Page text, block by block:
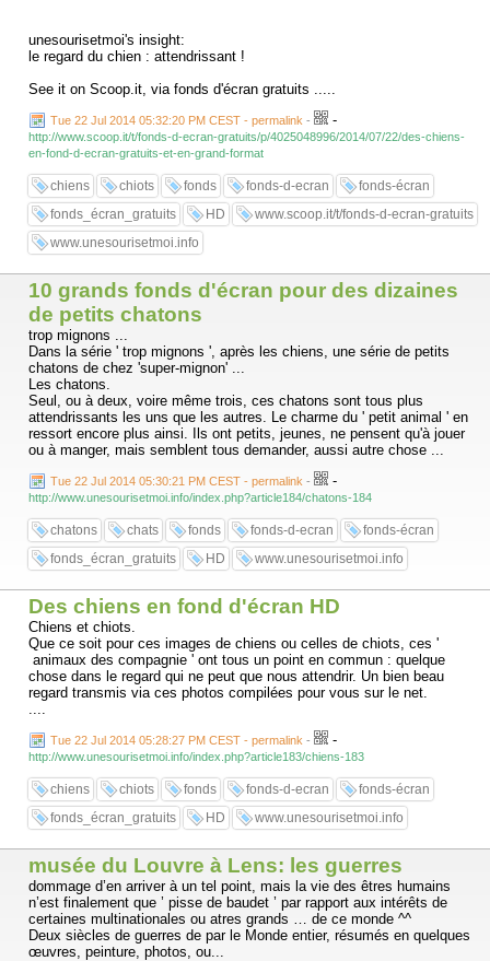
unesourisetmoi's insight:
le regard du chien : attendrissant !
See it on Scoop.it, via fonds d'écran gratuits .....
Tue 22 Jul 2014 05:32:20 PM CEST - permalink - -
http://www.scoop.it/t/fonds-d-ecran-gratuits/p/4025048996/2014/07/22/des-chiens-
en-fond-d-ecran-gratuits-et-en-grand-format
chiens chiots fonds fonds-d-ecran
fonds-écran
fonds_écran_gratuits
HD
www.scoop.it/t/fonds-d-ecran-gratuits
www.unesourisetmoi.info
10 grands fonds d'écran pour des dizaines
de petits chatons
trop mignons ...
Dans la série ' trop mignons ', après les chiens, une série de petits
chatons de chez 'super-mignon' ...
Les chatons.
Seul, ou à deux, voire même trois, ces chatons sont tous plus
attendrissants les uns que les autres. Le charme du ' petit animal ' en
ressort encore plus ainsi. Ils ont petits, jeunes, ne pensent qu'à jouer
ou à manger, mais semblent tous demander, aussi autre chose ...
Tue 22 Jul 2014 05:30:21 PM CEST - permalink - -
http://www.unesourisetmoi.info/index.php?article184/chatons-184
chatons chats fonds fonds-d-ecran
fonds-écran
fonds_écran_gratuits
HD www.unesourisetmoi.info
Des chiens en fond d'écran HD
Chiens et chiots.
Que ce soit pour ces images de chiens ou celles de chiots, ces '
animaux des compagnie ' ont tous un point en commun : quelque
chose dans le regard qui ne peut que nous attendrir. Un bien beau
regard transmis via ces photos compilées pour vous sur le net.
....
Tue 22 Jul 2014 05:28:27 PM CEST - permalink - -
http://www.unesourisetmoi.info/index.php?article183/chiens-183
chiens chiots fonds fonds-d-ecran
fonds-écran
fonds_écran_gratuits
HD www.unesourisetmoi.info
musée du Louvre à Lens: les guerres
dommage d’en arriver à un tel point, mais la vie des êtres humains
n’est finalement que ’ pisse de baudet ’ par rapport aux intérêts de
certaines multinationales ou atres grands … de ce monde ^^
Deux siècles de guerres de par le Monde entier, résumés en quelques
œuvres, peinture, photos, ou...